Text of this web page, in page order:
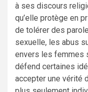
à ses discours
qu’elle protège en
de tolérer des
sexuelle, les abus
envers les femmes
défend certaines
accepter une vérité